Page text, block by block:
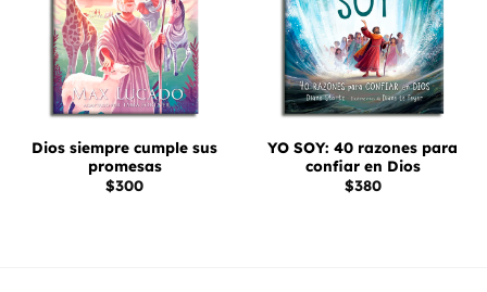
de
deseos
Dios siempre cumple sus
promesas
$300
de
deseos
YO SOY: 40 razones para
confiar en Dios
$380